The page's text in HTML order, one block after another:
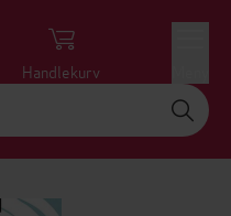
Handlekurv